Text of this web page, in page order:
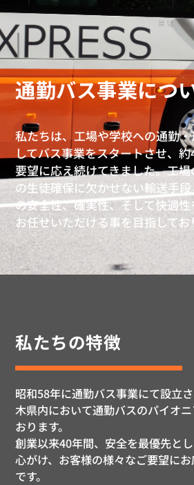
Our Shu|
通勤バス事業につ
私たちは、工場や学校への通勤
してバス事業をスタートさせ、
要望に応え続けてきました。工
の生徒確保に欠かせない輸送手
の安全性、確実性、そして快適
お任せいただける事を目指してお
私たちの特徴
昭和58年に通勤バス事業にて設立
木県内において通勤バスのパイオ
おります。
創業以来40年間、安全を最優先と
心がけ、お客様の様々なご要望に
です。